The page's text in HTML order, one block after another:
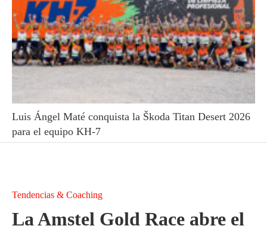
Luis Ángel Maté conquista la Škoda Titan Desert 2026
para el equipo KH-7